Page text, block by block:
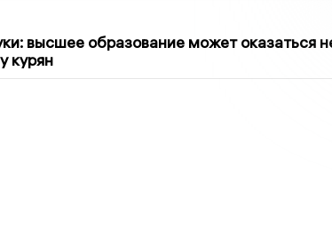
высшее образование может оказаться
курян